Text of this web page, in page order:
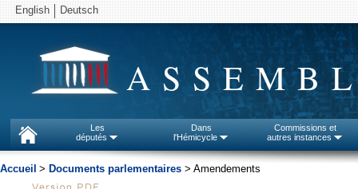
English Deutsch
Les
députés
Dans
l'Hémicycle
Commissions et
autres instances
Accueil > Documents parlementaires > Amendements